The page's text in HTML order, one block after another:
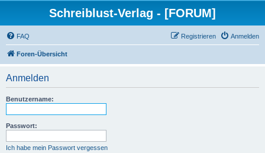
Schreiblust-Verlag - [FORUM]
FAQ Anmelden
Registrieren
Foren-Übersicht
Anmelden
Benutzername:
Passwort:
Ich habe mein Passwort vergessen